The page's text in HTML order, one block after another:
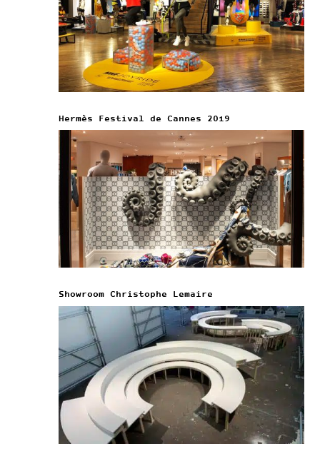
Hermès Festival de Cannes 2019
Showroom Christophe Lemaire